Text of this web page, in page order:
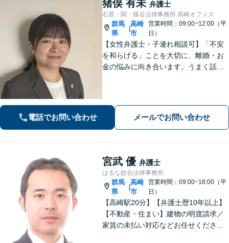
猪俣 有未 弁護士
石原・関・猿谷法律事務所 高崎オフィス
群馬
県
|
高崎
市
営業時間：09:00~12:00（平
日）
【女性弁護士・子連れ相談可】「不安
を和らげる」ことを大切に、離婚・お
金の悩みに向き合います。うまく話せ
電話でお問い合わせ メールでお問い合わせ
宮武 優 弁護士
はるな総合法律事務所
群馬
県
|
高崎
市
営業時間：09:00~18:00（平
日）
【高崎駅20分】【弁護士歴10年以上】
【不動産・住まい】建物の明渡請求／
家賃の未払い対応などお任せくださ